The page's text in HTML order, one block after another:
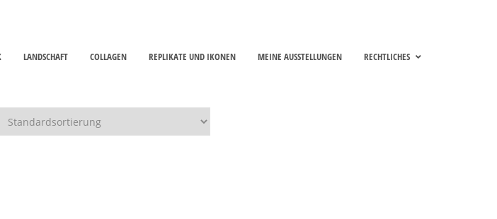
LANDSCHAFT COLLAGEN REPLIKATE UND IKONEN MEINE AUSSTELLUNGEN RECHTLICHES